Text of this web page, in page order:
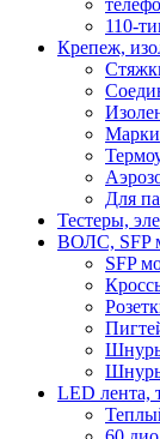
110-
Крепеж,
Для
Тестеры,
ВОЛС, SFP
SFP
LED лента,